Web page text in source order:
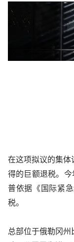
在这项拟议的集体
得的巨额退税。今
普依据《国际紧
税。
总部位于俄勒冈州